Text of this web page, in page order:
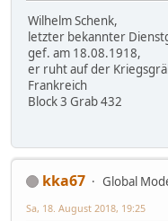
Wilhelm Schenk,
letzter bekannter
gef. am 18.08.1918,
er ruht auf der
Frankreich
Block 3 Grab 432
kka67
Global
Sa, 18. August 2018, 19:25